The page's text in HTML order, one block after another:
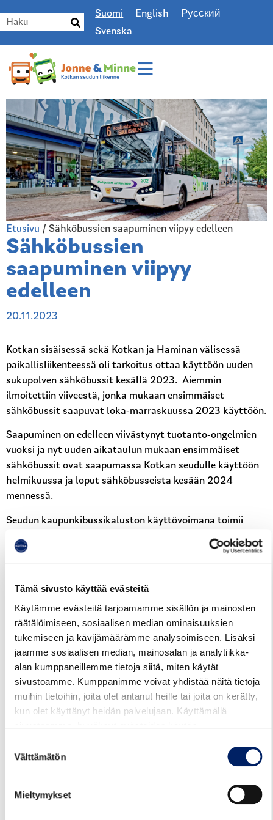
Tämä sivusto käyttää evästeitä
Käytämme evästeitä tarjoamamme sisällön ja mainosten
räätälöimiseen, sosiaalisen median ominaisuuksien
tukemiseen ja kävijämäärämme analysoimiseen. Lisäksi
jaamme sosiaalisen median, mainosalan ja analytiikka-
alan kumppaneillemme tietoja siitä, miten käytät
sivustoamme. Kumppanimme voivat yhdistää näitä tietoja
muihin tietoihin, joita olet antanut heille tai joita on kerätty,
kun olet käyttänyt heidän palvelujaan. Käyttämällä
valinta
Välttämätön
Mieltymykset
Suomi English
Русский
Svenska
Etusivu / Sähköbussien saapuminen viipyy edelleen
Sähköbussien
saapuminen viipyy
edelleen
20.11.2023
Kotkan sisäisessä sekä Kotkan ja Haminan välisessä
paikallisliikenteessä oli tarkoitus ottaa käyttöön uuden
sukupolven sähköbussit kesällä 2023. Aiemmin
ilmoitettiin viiveestä, jonka mukaan ensimmäiset
sähköbussit saapuvat loka-marraskuussa 2023 käyttöön.
Saapuminen on edelleen viivästynyt tuotanto-ongelmien
vuoksi ja nyt uuden aikataulun mukaan ensimmäiset
sähköbussit ovat saapumassa Kotkan seudulle käyttöön
helmikuussa ja loput sähköbusseista kesään 2024
mennessä.
Seudun kaupunkibussikaluston käyttövoimana toimii
ennen sähköbussien saapumista uusiutuva diesel.
Tiedote Kotkan kaupungin sivuilla (20.11.2023):
kaupunki
Päivitys 3.5.2024:ensimmäiset sähköbussit otetaan
uuden tiedon mukaan Kotkassa käyttöön touko-kesäkuun
2024 vaihteessa ja loput kesäkauden 2024 aikana
Reittiopas Aikataulut Hinnasto